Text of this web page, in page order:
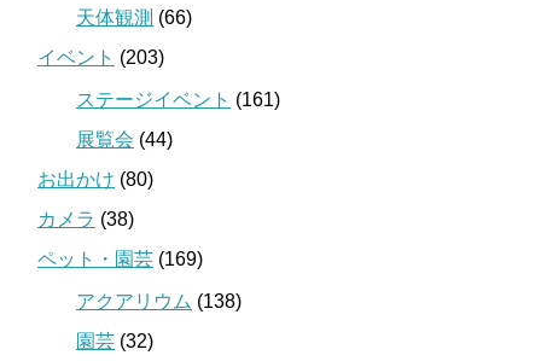
天体観測 (66)
イベント (203)
ステージイベント (161)
展覧会 (44)
お出かけ (80)
カメラ (38)
ペット・園芸 (169)
アクアリウム (138)
園芸 (32)